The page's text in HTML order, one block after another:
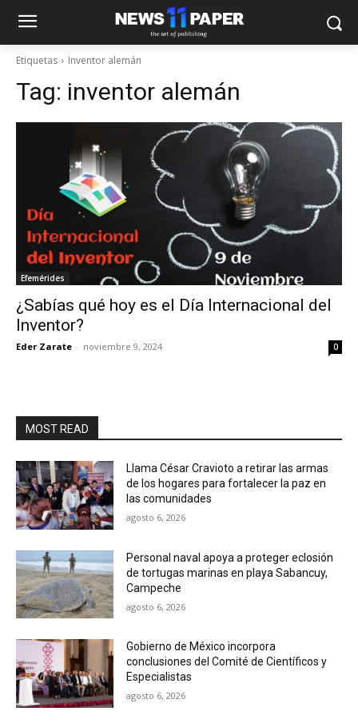
Etiquetas Inventor alemán
Tag: inventor alemán
Efemérides
¿Sabías qué hoy es el Día Internacional del
Inventor?
Eder Zarate - noviembre 9, 2024 0
MOST READ
Llama César Cravioto a retirar las armas
de los hogares para fortalecer la paz en
las comunidades
agosto 6, 2026
Personal naval apoya a proteger eclosión
de tortugas marinas en playa Sabancuy,
Campeche
agosto 6, 2026
Gobierno de México incorpora
conclusiones del Comité de Científicos y
Especialistas
agosto 6, 2026